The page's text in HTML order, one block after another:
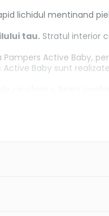
lichidul mentinand
tau. Stratul interior
Active Baby,
Active Baby sunt